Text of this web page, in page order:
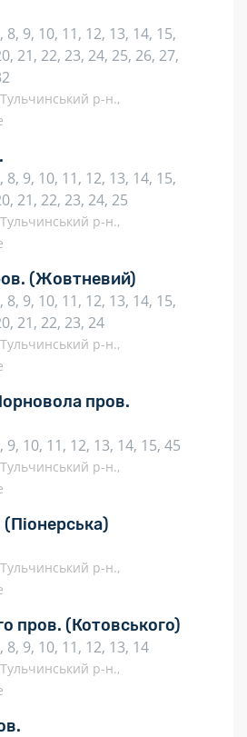
8, 9, 10, 11, 12, 13, 14, 15,
21, 22, 23, 24, 25, 26, 27,
р-н.,
8, 9, 10, 11, 12, 13, 14, 15,
21, 22, 23, 24, 25
р-н.,
(Жовтневий)
8, 9, 10, 11, 12, 13, 14, 15,
21, 22, 23, 24
р-н.,
пров.
9, 10, 11, 12, 13, 14, 15, 45
р-н.,
(Піонерська)
р-н.,
пров. (Котовського)
8, 9, 10, 11, 12, 13, 14
р-н.,